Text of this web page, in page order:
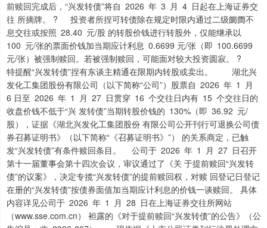
前赎回完成后，“兴发转债”将自 2026 年 3 月 4 日起在上海证券交
往 所摘牌。 ? 投资者所捏可转债除在规定时限内通过二级阛阓不
息交往或按照 28.40 元/股 的转股价钱进行转股外，仅能继承以
100 元/张的票面价钱加当期应计利息 0.6699 元/张（即 100.6699
元/张）被强制赎回。若被强制赎回，可能面对较大投资圆寂。 ?
特提醒“兴发转债”捏有东谈主精通在限期内转股或卖出。 湖北兴
发化工集团股份有限公司（以下简称“公司”）股票自 2026 年 1 月
6 日至 2026 年 1 月 27 日贯穿 16 个交往日内有 15 个交往日的
收盘价钱不低于“兴 发转债”当期转股价钱的 130%（即 36.92 元/
股），证据《湖北兴发化工集团股份 有限公司公开刊行可退换公司债
券召募证明书》（以下简称“《召募证明书》”） 的关系商定，已触
发“兴发转债”有条件赎回条目。 公司于 2026 年 1 月 27 日召开
第十一届董事会第十四次会议，审议通过了《关 于提前赎回“兴发转
债”的议案》，决定专揽“兴发转债”的提前赎回权，对赎 回登记日登记
在册的“兴发转债”按债券面值加当期应计利息的价钱一谈赎回。 具体
内容详见公司于 2026 年 1 月 28 日在上海证券交往所网站
（www.sse.com.cn） 袒露的《对于提前赎回“兴发转债”的公告》（公